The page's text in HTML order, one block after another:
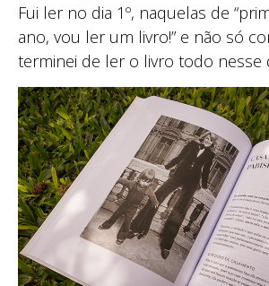
Fui ler no dia 1º, naquelas de
ano, vou ler um livro!” e não só
terminei de ler o livro todo nesse